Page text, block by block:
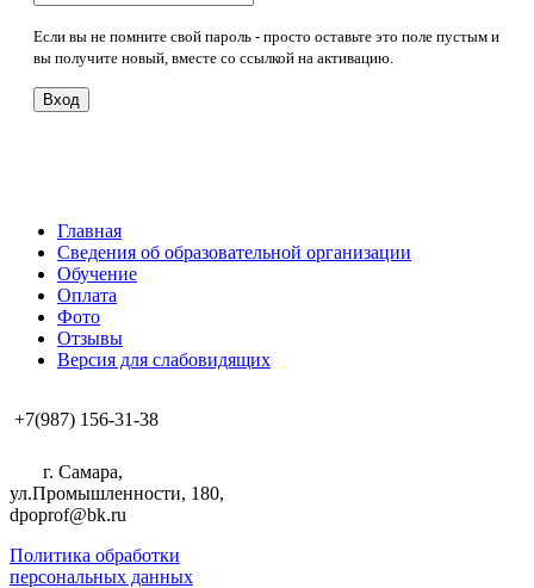
Если вы не помните свой пароль - просто оставьте это поле пустым и
вы получите новый, вместе со ссылкой на активацию.
Вход
Главная
Сведения об образовательной организации
Обучение
Оплата
Фото
Отзывы
Версия для слабовидящих
+7(987) 156-31-38
г. Самара,
ул.Промышленности, 180,
dpoprof@bk.ru
Политика обработки
персональных данных